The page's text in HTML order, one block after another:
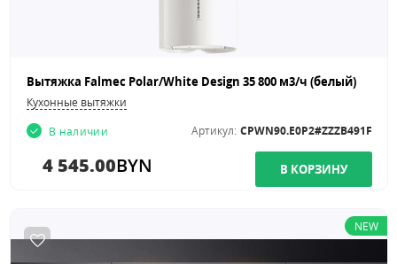
Вытяжка Falmec Polar/White Design 35 800 м3/ч (белый)
Кухонные вытяжки
В наличии
Артикул: CPWN90.E0P2#ZZZB491F
4 545.00BYN
NEW